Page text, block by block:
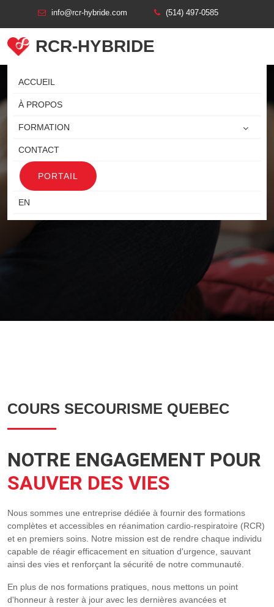
info@rcr-hybride.com (514) 497-0585
RCR-HYBRIDE
ACCUEIL
À PROPOS
FORMATION
CONTACT
PORTAIL
EN
COURS SECOURISME QUEBEC
COURS SECOURISME QUEBEC
NOTRE ENGAGEMENT POUR
SAUVER DES VIES
Nous sommes une entreprise dédiée à fournir des formations
complètes et accessibles en réanimation cardio-respiratoire (RCR)
et en premiers soins. Notre mission est de rendre chaque individu
capable de réagir efficacement en situation d'urgence, sauvant
ainsi des vies et renforçant la sécurité de notre communauté.
En plus de nos formations pratiques, nous mettons un point
d'honneur à rester à jour avec les dernières avancées et